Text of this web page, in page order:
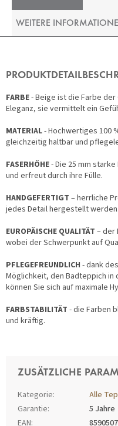
WEITERE
FARBE- Beige ist die Farbe
Eleganz, sie vermittelt ein
MATERIAL- Hochwertiges 100
gleichzeitig haltbar und
FASERHÖHE- Die 25 mm
und erfreut durch ihre Fülle.
HANDGEFERTIGT – herrliche
jedes Detail hergestellt werden.
EUROPÄISCHE QUALITÄT – der
wobei der Schwerpunkt auf
PFLEGEFREUNDLICH - dank
Möglichkeit, den Badteppich in
können Sie sich auf maximale
FARBSTABILITÄT - die Farben
und kräftig.
ZUSÄTZLICHE
Kategorie:
Alle
Garantie:
5 Jahre
EAN: